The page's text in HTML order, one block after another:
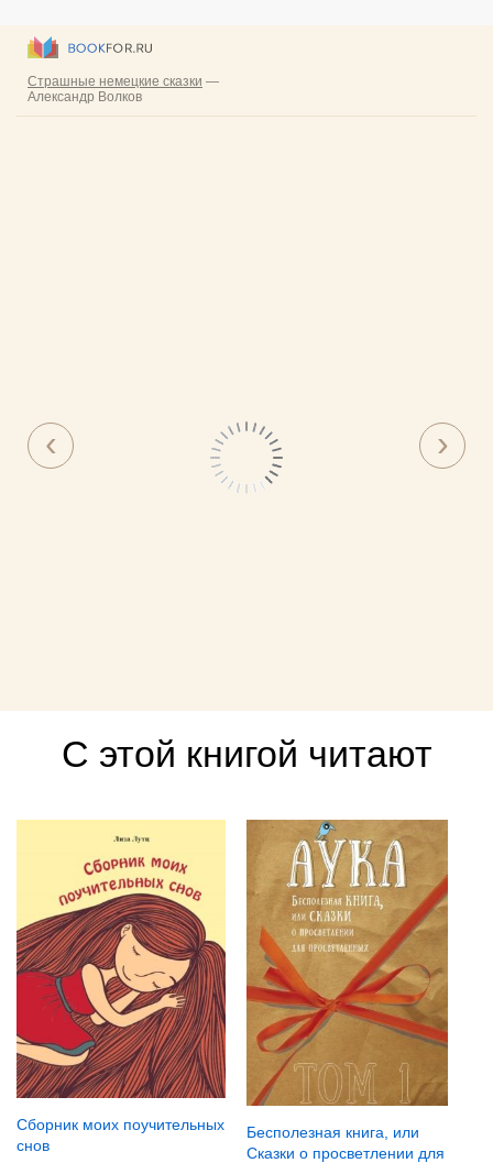
С этой книгой читают
Сборник моих поучительных
снов
Бесполезная книга, или
Сказки о просветлении для